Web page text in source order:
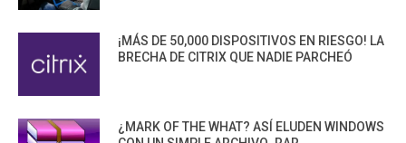
¡MÁS DE 50,000 DISPOSITIVOS EN RIESGO! LA
BRECHA DE CITRIX QUE NADIE PARCHEÓ
¿MARK OF THE WHAT? ASÍ ELUDEN WINDOWS